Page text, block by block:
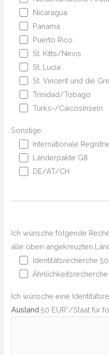
Nicaragua
Panama
Puerto Rico
St. Kitts/Nevis
St. Lucia
St. Vincent und die
Trinidad/Tobago
Turks-/Caicosinseln
Sonstige:
Internationale
Länderpakte G8
DE/AT/CH
Ich wünsche folgende
alle oben angekreuzten
Identitätsrecherche
Ich wünsche eine
Ausland 50 EUR*/Staat für